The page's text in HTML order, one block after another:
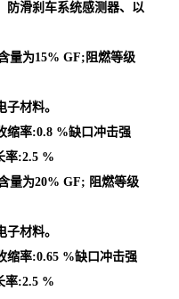
防滑刹车系统感测器、以
量为15% GF;阻燃等级
材料。
缩率:0.8 %缺口冲击强
率:2.5 %
量为20% GF; 阻燃等级
材料。
缩率:0.65 %缺口冲击强
率:2.5 %